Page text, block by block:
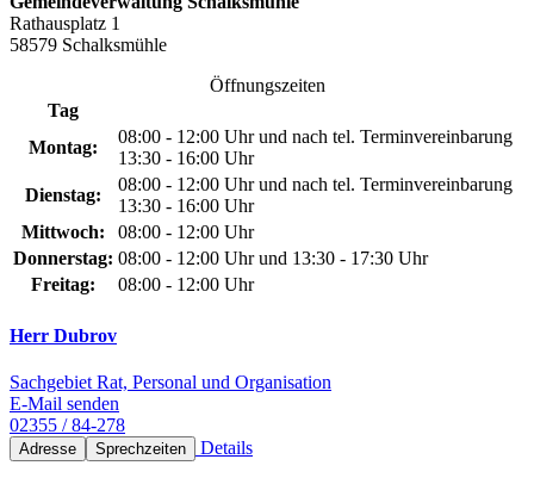
Rathausplatz 1
58579 Schalksmühle
Öffnungszeiten
Tag
Montag:
08:00 - 12:00 Uhr und nach tel. Terminvereinbarung
13:30 - 16:00 Uhr
Dienstag:
08:00 - 12:00 Uhr und nach tel. Terminvereinbarung
13:30 - 16:00 Uhr
Mittwoch:
08:00 - 12:00 Uhr
Donnerstag: 08:00 - 12:00 Uhr und 13:30 - 17:30 Uhr
Freitag:
08:00 - 12:00 Uhr
Herr Dubrov
Sachgebiet Rat, Personal und Organisation
E-Mail senden
02355 / 84-278
Adresse Sprechzeiten Details